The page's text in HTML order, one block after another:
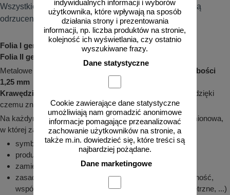
indywidualnych informacji i wyborów
użytkownika, które wpływają na sposób
działania strony i prezentowania
informacji, np. liczba produktów na stronie,
kolejność ich wyświetlania, czy ostatnio
wyszukiwane frazy.
Dane statystyczne
Cookie zawierające dane statystyczne
umożliwiają nam gromadzić anonimowe
informacje pomagające przeanalizować
zachowanie użytkowników na stronie, a
także m.in. dowiedzieć się, które treści są
najbardziej pożądane.
Dane marketingowe
Wszystkie odstępstwa od niniejszej instrukcji powodują
odrzucenie reklamacji.
Folia I generacji (typ I) - 7 lat gwarancji!
Folia II generacji (typ II) - 10 lat gwarancji!
Metalowe znaki drogowe są wykonywane na
blasze o grubości
1,25 mm
Krawędzie
, dzięki
czemu znak jestbezpieczny w montażu i użytkowaniu
Na każdym znaku znajduje się odpowiednia naklejka znamionowa,
w której zawarte są m. in. takie informacje jak:
symbol znaku, grubość blachy, wymiary
producent, data produkcji
zamierzone zastosowanie
zasadnicze charakterystyki (mocowanie, chromatyczność,
współczynnik odblasku, odporność na czynniki zewnętrzne, ...)